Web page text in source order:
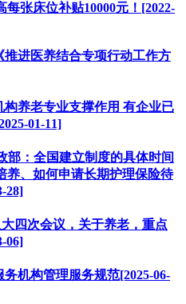
张床位补贴10000元！[2022-
进医养结合专项行动工作方
养老专业支撑作用 有企业已
01-11]
部：全国建立制度的具体时间
养、如何申请长期护理保险待
28]
四次会议，关于养老，重点
06]
机构管理服务规范[2025-06-